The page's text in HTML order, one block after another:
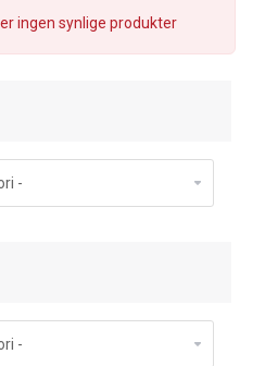
ingen synlige produkter